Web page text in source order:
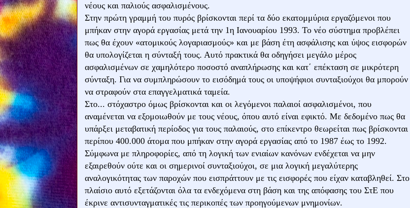
νέους και παλιούς ασφαλισμένους.
Στην πρώτη γραμμή του πυρός βρίσκονται περί τα δύο εκατομμύρια εργαζόμενοι που
μπήκαν στην αγορά εργασίας μετά την 1η Ιανουαρίου 1993. Το νέο σύστημα προβλέπει
πως θα έχουν «ατομικούς λογαριασμούς» και με βάση έτη ασφάλισης και ύψος εισφορών
θα υπολογίζεται η σύνταξή τους. Αυτό πρακτικά θα οδηγήσει μεγάλο μέρος
ασφαλισμένων σε χαμηλότερο ποσοστό αναπλήρωσης και κατ΄ επέκταση σε μικρότερη
σύνταξη. Για να συμπληρώσουν το εισόδημά τους οι υποψήφιοι συνταξιούχοι θα μπορούν
να στραφούν στα επαγγελματικά ταμεία.
Στο... στόχαστρο όμως βρίσκονται και οι λεγόμενοι παλαιοί ασφαλισμένοι, που
αναμένεται να εξομοιωθούν με τους νέους, όπου αυτό είναι εφικτό. Με δεδομένο πως θα
υπάρξει μεταβατική περίοδος για τους παλαιούς, στο επίκεντρο θεωρείται πως βρίσκονται
περίπου 400.000 άτομα που μπήκαν στην αγορά εργασίας από το 1987 έως το 1992.
Σύμφωνα με πληροφορίες, από τη λογική των ενιαίων κανόνων ενδέχεται να μην
εξαιρεθούν ούτε και οι σημερινοί συνταξιούχοι, σε μια λογική μεγαλύτερης
αναλογικότητας των παροχών που εισπράττουν με τις εισφορές που είχαν καταβληθεί. Στο
πλαίσιο αυτό εξετάζονται όλα τα ενδεχόμενα στη βάση και της απόφασης του ΣτΕ που
έκρινε αντισυνταγματικές τις περικοπές των προηγούμενων μνημονίων.